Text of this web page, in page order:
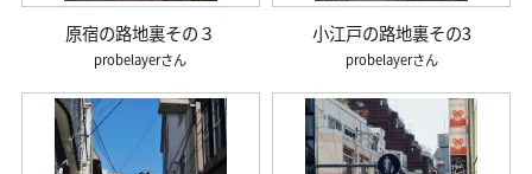
原宿の路地裏その３
probelayer
小江戸の路地裏その3
probelayer